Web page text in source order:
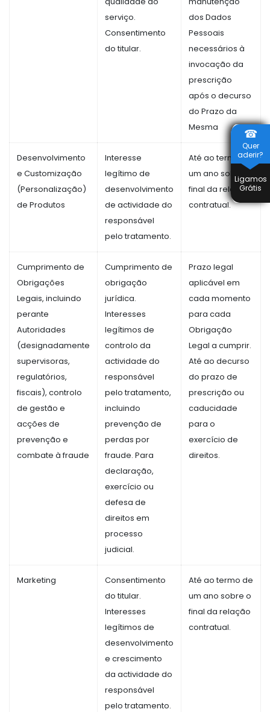
☎
Quer
aderir?
Ligamos
Grátis
serviço.
Consentimento
do titular.
dos Dados
Pessoais
necessários à
invocação da
prescrição
após o decurso
do Prazo da
Mesma
Desenvolvimento
e Customização
(Personalização)
de Produtos
Interesse
legítimo de
desenvolvimento
de actividade do
responsável
pelo tratamento.
Até ao termo de
um ano sobre o
final da relação
contratual.
Cumprimento de
Obrigações
Legais, incluindo
perante
Autoridades
(designadamente
supervisoras,
regulatórios,
fiscais), controlo
de gestão e
acções de
prevenção e
combate à fraude
Cumprimento de
obrigação
jurídica.
Interesses
legítimos de
controlo da
actividade do
responsável
pelo tratamento,
incluindo
prevenção de
perdas por
fraude. Para
declaração,
exercício ou
defesa de
direitos em
processo
judicial.
Prazo legal
aplicável em
cada momento
para cada
Obrigação
Legal a cumprir.
Até ao decurso
do prazo de
prescrição ou
caducidade
para o
exercício de
direitos.
Marketing
Consentimento
do titular.
Interesses
legítimos de
desenvolvimento
e crescimento
da actividade do
responsável
pelo tratamento.
Até ao termo de
um ano sobre o
final da relação
contratual.